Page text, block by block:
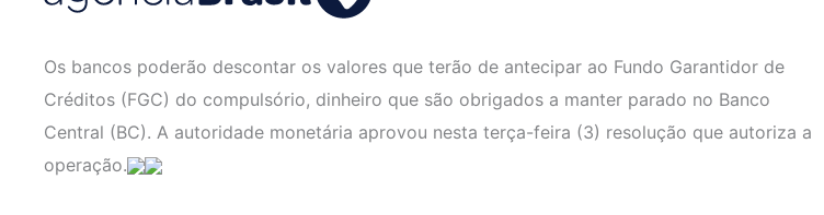
Os bancos poderão descontar os valores que terão de antecipar ao Fundo Garantidor de
Créditos (FGC) do compulsório, dinheiro que são obrigados a manter parado no Banco
Central (BC). A autoridade monetária aprovou nesta terça-feira (3) resolução que autoriza a
operação.